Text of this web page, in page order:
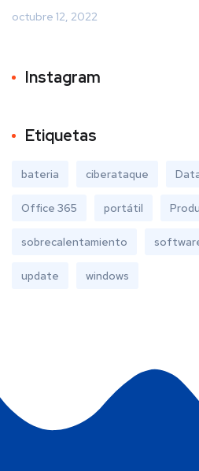
octubre 12, 2022
Instagram
Etiquetas
bateria ciberataque
Office 365 portátil
sobrecalentamiento
update windows